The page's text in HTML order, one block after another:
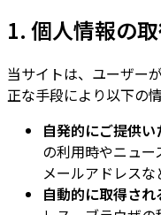
1. 個人情報の
当サイトは、ユーザー
正な手段により以下の
自発的にご提供い
の利用時やニュー
メールアドレスな
自動的に取得され